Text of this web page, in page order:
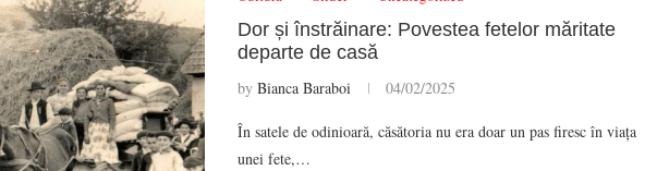
Dor și înstrăinare: Povestea fetelor măritate
departe de casă
by Bianca Baraboi 04/02/2025
În satele de odinioară, căsătoria nu era doar un pas firesc în viața
unei fete,…